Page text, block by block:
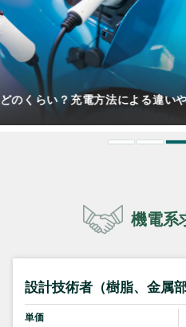
チップレットとは？技術内容
機電系
設計技術者（樹脂、金属部
単価